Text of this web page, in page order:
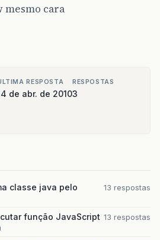
mesmo cara
RESPOSTA
de abr. de 2010
RESPOSTAS
3
classe java pelo
13 respostas
função JavaScript 13 respostas